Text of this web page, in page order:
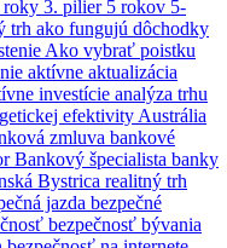
roky 3. pilier 5 rokov 5-
trh ako fungujú dôchodky
Ako vybrať poistku
aktívne aktualizácia
investície analýza trhu
efektivity Austrália
zmluva bankové
Bankový špecialista banky
Bystrica realitný trh
jazda bezpečné
bezpečnosť bývania